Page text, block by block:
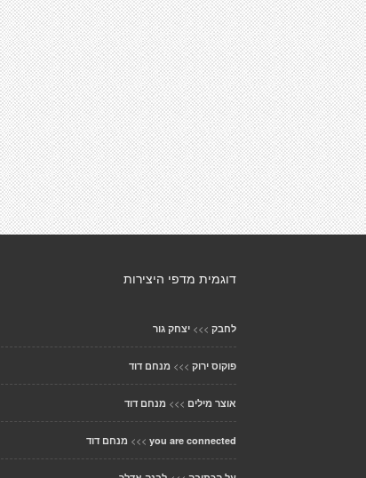
דוגמית מדפי היצירות
לחבק >>> יצחק גור
פוקוס ירוק >>> מנחם דוד
אוצר מילים >>> מנחם דוד
you are connected
>>> מנחם דוד